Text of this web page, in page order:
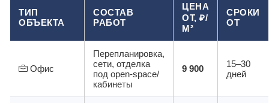
ТИП
ОБЪЕКТА
СОСТАВ
РАБОТ
ЦЕНА
ОТ, ₽/
М²
СРОКИ
ОТ
Офис
Перепланировка,
сети, отделка
под open-space/
кабинеты
9 900
15–30
дней